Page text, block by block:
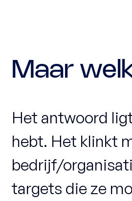
Maar
Het antwoord
hebt. Het klinkt
bedrijf/
targets die ze